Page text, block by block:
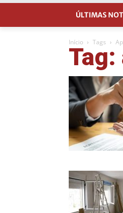
ÚLTIMAS
Início Tags